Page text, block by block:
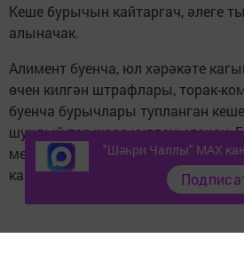
Кеше бурычын кайтаргач, әлеге
алыначак.
Алимент буенча, юл хәрәкәте
өчен килгән штрафлары, торак-
буенча бурычлары тупланган
шундый төр җәза кулланылачак.
мең сумнан артык булган машина
кагыла.
"Шәһри Чаллы" MAX